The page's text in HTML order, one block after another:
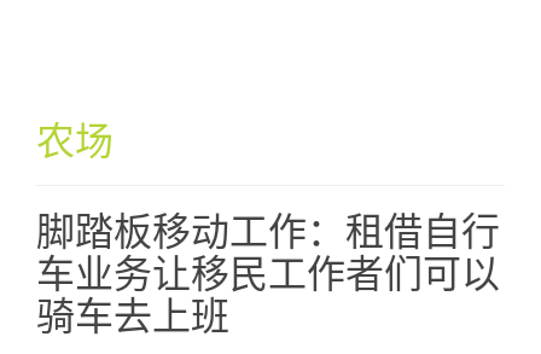
农场
脚踏板移动工作：租借自行
车业务让移民工作者们可以
骑车去上班